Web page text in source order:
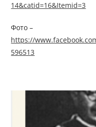
14&catid=16&Itemid=3
Фото –
https://
596513